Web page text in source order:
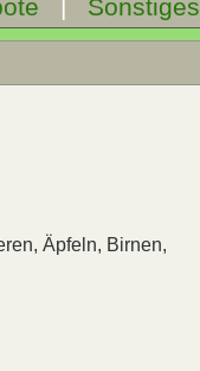
| Sonstiges
Äpfeln, Birnen,